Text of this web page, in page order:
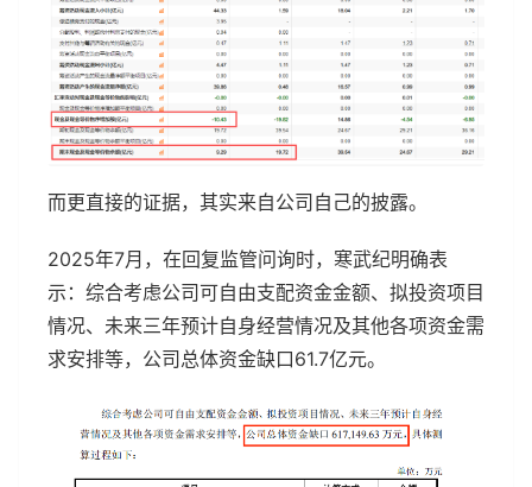
而更直接的证据，其实来自公司自己的披露。
2025年7月，在回复监管问询时，寒武纪明确表
示：综合考虑公司可自由支配资金金额、拟投资项目
情况、未来三年预计自身经营情况及其他各项资金需
求安排等，公司总体资金缺口61.7亿元。